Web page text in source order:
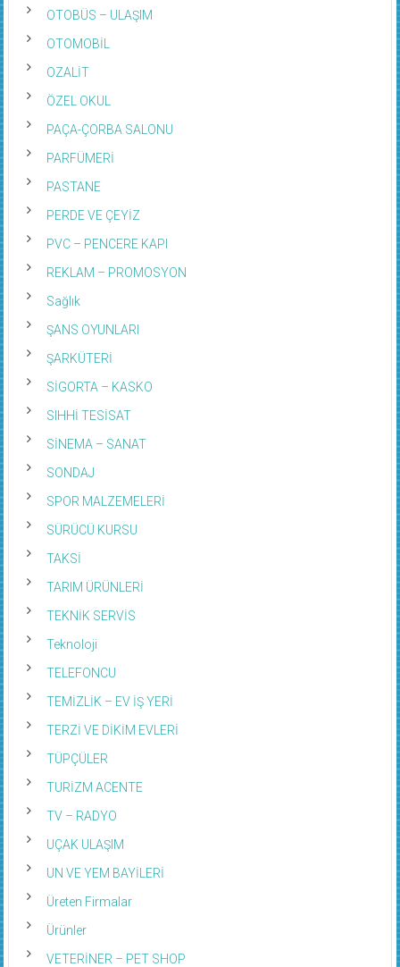
OTOBÜS – ULAŞIM
OTOMOBİL
OZALİT
ÖZEL OKUL
PAÇA-ÇORBA SALONU
PARFÜMERİ
PASTANE
PERDE VE ÇEYİZ
PVC – PENCERE KAPI
REKLAM – PROMOSYON
Sağlık
ŞANS OYUNLARI
ŞARKÜTERİ
SİGORTA – KASKO
SIHHİ TESİSAT
SİNEMA – SANAT
SONDAJ
SPOR MALZEMELERİ
SÜRÜCÜ KURSU
TAKSİ
TARIM ÜRÜNLERİ
TEKNİK SERVİS
Teknoloji
TELEFONCU
TEMİZLİK – EV İŞ YERİ
TERZİ VE DİKİM EVLERİ
TÜPÇÜLER
TURİZM ACENTE
TV – RADYO
UÇAK ULAŞIM
UN VE YEM BAYİLERİ
Üreten Firmalar
Ürünler
VETERİNER – PET SHOP